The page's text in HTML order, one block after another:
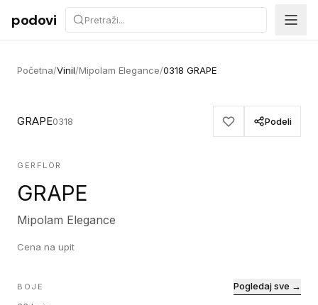
Preskoči na sadržaj
podovi
Početna/Vinil/Mipolam Elegance/0318 GRAPE
GRAPE0318 Podeli
GERFLOR
GRAPE
Mipolam Elegance
Cena na upit
BOJE Pogledaj sve →